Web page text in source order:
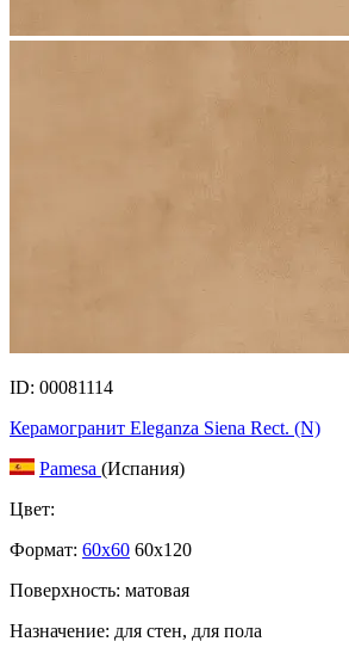
ID: 00081114
Керамогранит Eleganza Siena Rect. (N)
Pamesa (Испания)
Цвет:
Формат: 60x60 60x120
Поверхность: матовая
Назначение: для стен, для пола